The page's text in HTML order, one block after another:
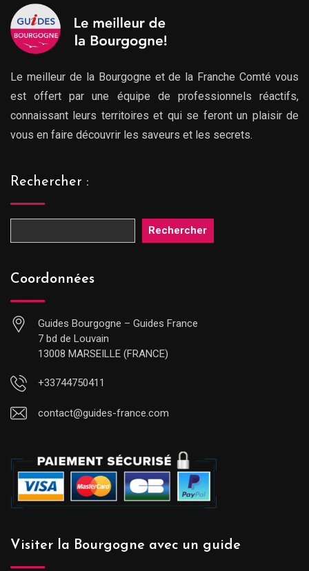
Le meilleur de la Bourgogne et de la Franche Comté vous
est offert par une équipe de professionnels réactifs,
connaissant leurs territoires et qui se feront un plaisir de
vous en faire découvrir les saveurs et les secrets.
Rechercher :
Rechercher
Coordonnées
Guides Bourgogne – Guides France
7 bd de Louvain
13008 MARSEILLE (FRANCE)
+33744750411
contact@guides-france.com
Visiter la Bourgogne avec un guide